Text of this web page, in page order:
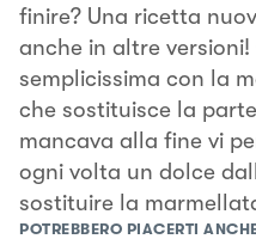
finire? Una ricetta
anche in altre
semplicissima con la
che sostituisce la
mancava alla fine vi
ogni volta un dolce
sostituire la
POTREBBERO PIACERTI